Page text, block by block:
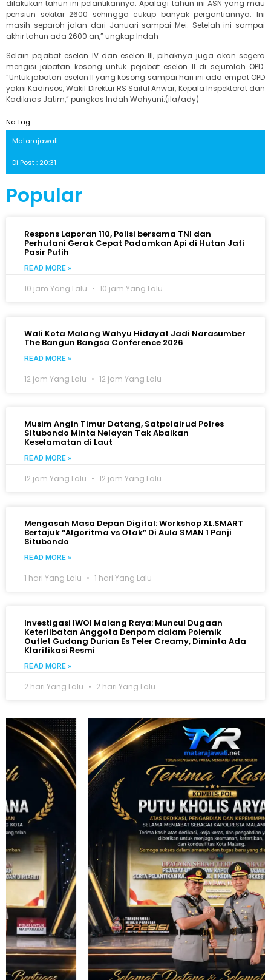
dilakukan tahun ini pelantikannya. Apalagi tahun ini ASN yang mau
pensiun sekitar 2600 sehingga cukup banyak pergantiannya. Ini
masih separoh jalan dari Januari sampai Mei. Setelah ini sampai
akhir tahun ada 2600 an,” ungkap Indah
Selain pejabat eselon IV dan eselon III, pihaknya juga akan segera
mengisi jabatan kosong untuk pejabat eselon II di sejumlah OPD.
“Untuk jabatan eselon II yang kosong sampai hari ini ada empat OPD
yakni Kadinsos, Wakil Direktur RS Saiful Anwar, Kepala Inspektorat dan
Kadiknas Jatim,” pungkas Indah Wahyuni.(ila/ady)
No Tag
Matarajawali
Di Post : 20:31
Popular
Respons Laporan 110, Polisi bersama TNI dan
Perhutani Gerak Cepat Padamkan Api di Hutan Jati
Pasir Putih
READ MORE »
10 jam Yang Lalu 10 jam Yang Lalu
Wali Kota Malang Wahyu Hidayat Jadi Narasumber
The Bangun Bangsa Conference 2026
READ MORE »
12 jam Yang Lalu 12 jam Yang Lalu
Musim Angin Timur Datang, Satpolairud Polres
Situbondo Minta Nelayan Tak Abaikan
Keselamatan di Laut
READ MORE »
12 jam Yang Lalu 12 jam Yang Lalu
Mengasah Masa Depan Digital: Workshop XL.SMART
Bertajuk “Algoritma vs Otak” Di Aula SMAN 1 Panji
Situbondo
READ MORE »
1 hari Yang Lalu 1 hari Yang Lalu
Investigasi IWOI Malang Raya: Muncul Dugaan
Keterlibatan Anggota Denpom dalam Polemik
Outlet Gudang Durian Es Teler Creamy, Diminta Ada
Klarifikasi Resmi
READ MORE »
2 hari Yang Lalu 2 hari Yang Lalu